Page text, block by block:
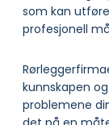
som kan
profesjonell
kunnskapen
problemene